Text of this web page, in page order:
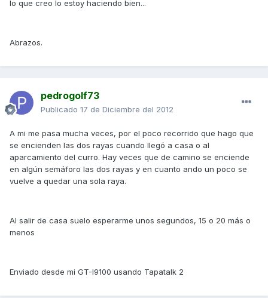
lo que creo lo estoy haciendo bien...
Abrazos.
pedrogolf73
Publicado 17 de Diciembre del 2012
A mi me pasa mucha veces, por el poco recorrido que hago que
se encienden las dos rayas cuando llegó a casa o al
aparcamiento del curro. Hay veces que de camino se enciende
en algún semáforo las dos rayas y en cuanto ando un poco se
vuelve a quedar una sola raya.
Al salir de casa suelo esperarme unos segundos, 15 o 20 más o
menos
Enviado desde mi GT-I9100 usando Tapatalk 2